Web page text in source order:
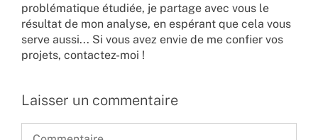
problématique étudiée, je partage avec vous le
résultat de mon analyse, en espérant que cela vous
serve aussi... Si vous avez envie de me confier vos
projets, contactez-moi !
Laisser un commentaire